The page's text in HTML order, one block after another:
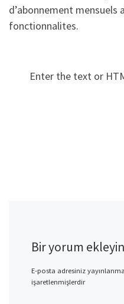
d’abonnement mensuels
fonctionnalites.
Enter the text or
Bir yorum ekleyin
E-posta adresiniz
işaretlenmişlerdir